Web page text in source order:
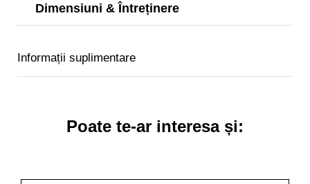
Dimensiuni & Întreținere
Informații suplimentare
Poate te-ar interesa și: